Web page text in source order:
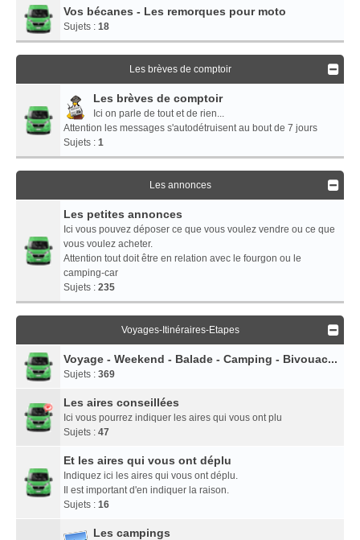
Vos bécanes - Les remorques pour moto
Sujets : 18
Les brèves de comptoir
Les brèves de comptoir
Ici on parle de tout et de rien...
Attention les messages s'autodétruisent au bout de 7 jours
Sujets : 1
Les annonces
Les petites annonces
Ici vous pouvez déposer ce que vous voulez vendre ou ce que
vous voulez acheter.
Attention tout doit être en relation avec le fourgon ou le
camping-car
Sujets : 235
Voyages-Itinéraires-Etapes
Voyage - Weekend - Balade - Camping - Bivouac...
Sujets : 369
Les aires conseillées
Ici vous pourrez indiquer les aires qui vous ont plu
Sujets : 47
Et les aires qui vous ont déplu
Indiquez ici les aires qui vous ont déplu.
Il est important d'en indiquer la raison.
Sujets : 16
Les campings